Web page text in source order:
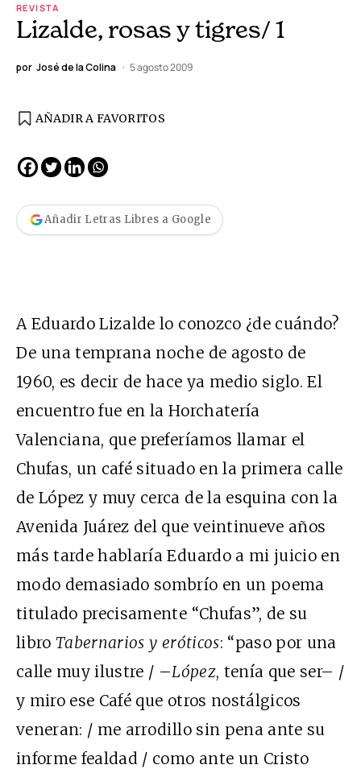
REVISTA
Lizalde, rosas y tigres/ 1
por José de la Colina 5 agosto 2009
AÑADIR A FAVORITOS
Añadir Letras Libres a Google
A Eduardo Lizalde lo conozco ¿de cuándo?
De una temprana noche de agosto de
1960, es decir de hace ya medio siglo. El
encuentro fue en la Horchatería
Valenciana, que preferíamos llamar el
Chufas, un café situado en la primera calle
de López y muy cerca de la esquina con la
Avenida Juárez del que veintinueve años
más tarde hablaría Eduardo a mi juicio en
modo demasiado sombrío en un poema
titulado precisamente “Chufas”, de su
libroTabernarios y eróticos: “paso por una
calle muy ilustre / –López, tenía que ser– /
y miro ese Café que otros nostálgicos
veneran: / me arrodillo sin pena ante su
informe fealdad / como ante un Cristo